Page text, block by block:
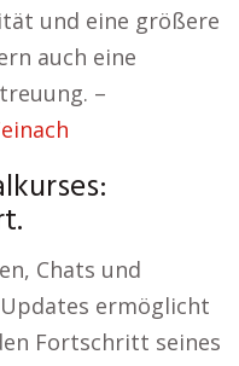
und eine größere
auch eine
–
Chats und
ermöglicht
Fortschritt seines